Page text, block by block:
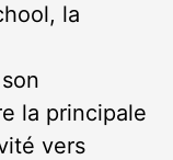
la
la principale
vers